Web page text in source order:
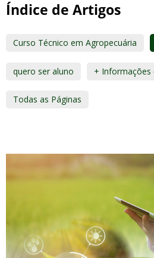
Índice de Artigos
Curso Técnico em Agropecuária
quero ser aluno + Informações
Todas as Páginas